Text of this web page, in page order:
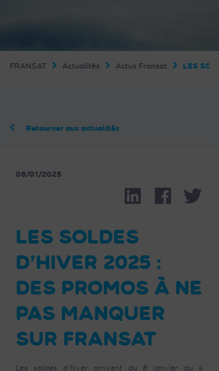
FRANSAT Actualités Actus Fransat LES
Retourner aux actualités
08/01/2025
Linkedin Facebook
LES SOLDES
D’HIVER 2025 :
DES PROMOS À NE
PAS MANQUER
SUR FRANSAT
Les soldes d’hiver arrivent du 8 janvier au 4